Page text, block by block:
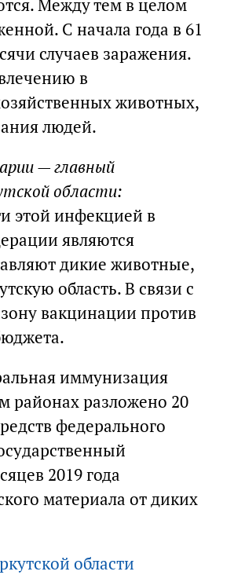
Между тем в целом
С начала года в 61
случаев заражения.
в
животных,
людей.
— главный
области:
этой инфекцией в
являются
дикие животные,
область. В связи с
вакцинации против
иммунизация
районах разложено 20
федерального
2019 года
материала от диких
области